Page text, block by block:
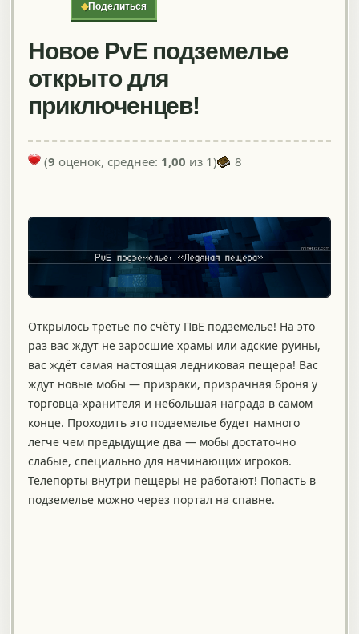
◆Поделиться
Новое PvE подземелье
открыто для
приключенцев!
(9 оценок, среднее: 1,00 из 1) 8
Открылось третье по счёту ПвЕ подземелье! На это
раз вас ждут не заросшие храмы или адские руины,
вас ждёт самая настоящая ледниковая пещера! Вас
ждут новые мобы — призраки, призрачная броня у
торговца-хранителя и небольшая награда в самом
конце. Проходить это подземелье будет намного
легче чем предыдущие два — мобы достаточно
слабые, специально для начинающих игроков.
Телепорты внутри пещеры не работают! Попасть в
подземелье можно через портал на спавне.